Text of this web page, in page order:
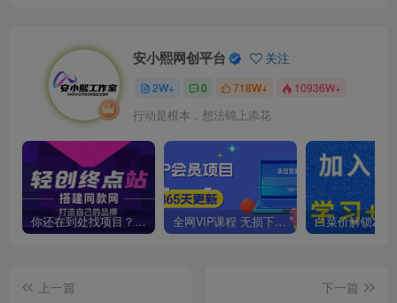
安小熙网创平台 关注
2W+ 0 718W+ 10936W+
行动是根本，想法锦上添花
你还在到处找项目？还在当韭菜？我靠卖项目一个月收入5万+，曾经我也是个失败者。 全网VIP课程 无损下载~
上一篇
下一篇